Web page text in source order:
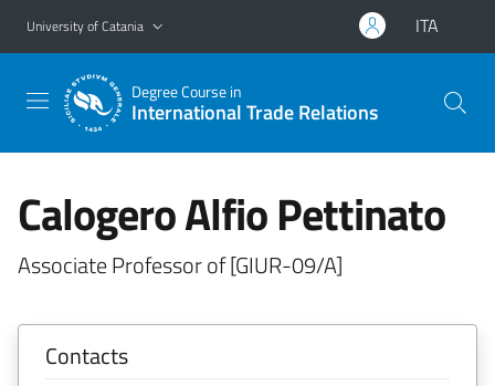
Go to main content
Go to navigation menu
University of Catania ITA
Degree Course in
International Trade Relations
Calogero Alfio Pettinato
Associate Professor of [GIUR-09/A]
Contacts